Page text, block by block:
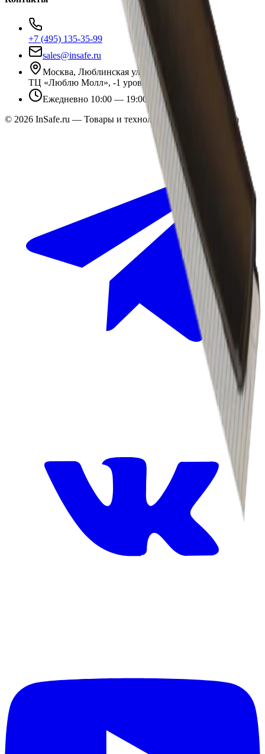
+7 (495) 135-35-99
sales@insafe.ru
Москва, Люблинская ул., 153.
ТЦ «Люблю Молл», -1 уровень
Ежедневно 10:00 — 19:00
© 2026 InSafe.ru — Товары и технологии для автобизнеса